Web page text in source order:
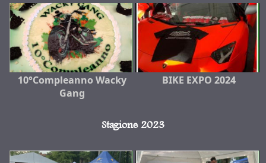
10°Compleanno Wacky
Gang
BIKE EXPO 2024
Stagione 2023